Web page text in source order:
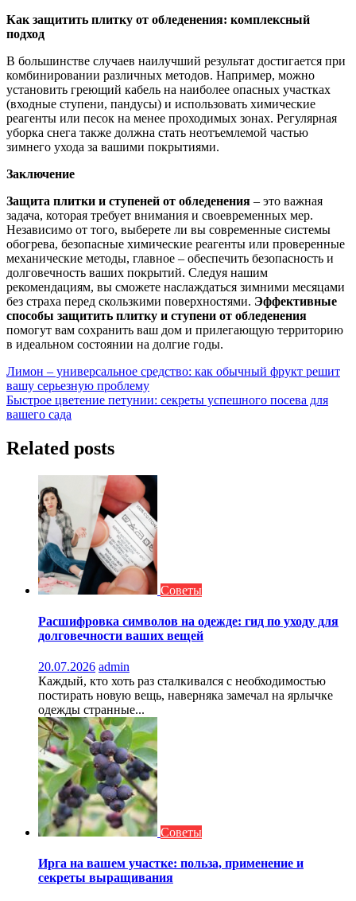
Как защитить плитку от обледенения: комплексный
подход
В большинстве случаев наилучший результат достигается при
комбинировании различных методов. Например, можно
установить греющий кабель на наиболее опасных участках
(входные ступени, пандусы) и использовать химические
реагенты или песок на менее проходимых зонах. Регулярная
уборка снега также должна стать неотъемлемой частью
зимнего ухода за вашими покрытиями.
Заключение
Защита плитки и ступеней от обледенения – это важная
задача, которая требует внимания и своевременных мер.
Независимо от того, выберете ли вы современные системы
обогрева, безопасные химические реагенты или проверенные
механические методы, главное – обеспечить безопасность и
долговечность ваших покрытий. Следуя нашим
рекомендациям, вы сможете наслаждаться зимними месяцами
без страха перед скользкими поверхностями. Эффективные
способы защитить плитку и ступени от обледенения
помогут вам сохранить ваш дом и прилегающую территорию
в идеальном состоянии на долгие годы.
Навигация
по
записям
Лимон – универсальное средство: как обычный фрукт решит
вашу серьезную проблему
Быстрое цветение петунии: секреты успешного посева для
вашего сада
Related posts
Советы
Расшифровка символов на одежде: гид по уходу для
долговечности ваших вещей
20.07.2026 admin
Каждый, кто хоть раз сталкивался с необходимостью
постирать новую вещь, наверняка замечал на ярлычке
одежды странные...
Советы
Ирга на вашем участке: польза, применение и
секреты выращивания